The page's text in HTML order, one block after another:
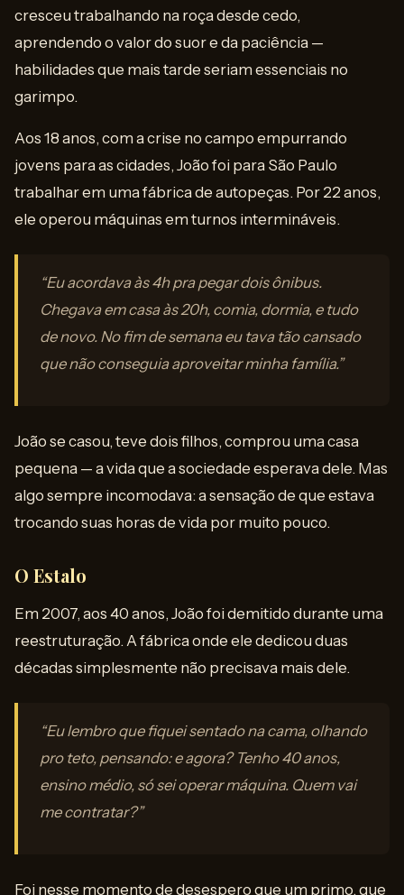
cresceu trabalhando na roça desde cedo,
aprendendo o valor do suor e da paciência —
habilidades que mais tarde seriam essenciais no
garimpo.
Aos 18 anos, com a crise no campo empurrando
jovens para as cidades, João foi para São Paulo
trabalhar em uma fábrica de autopeças. Por 22 anos,
ele operou máquinas em turnos intermináveis.
“Eu acordava às 4h pra pegar dois ônibus.
Chegava em casa às 20h, comia, dormia, e tudo
de novo. No fim de semana eu tava tão cansado
que não conseguia aproveitar minha família.”
João se casou, teve dois filhos, comprou uma casa
pequena — a vida que a sociedade esperava dele. Mas
algo sempre incomodava: a sensação de que estava
trocando suas horas de vida por muito pouco.
O Estalo
Em 2007, aos 40 anos, João foi demitido durante uma
reestruturação. A fábrica onde ele dedicou duas
décadas simplesmente não precisava mais dele.
“Eu lembro que fiquei sentado na cama, olhando
pro teto, pensando: e agora? Tenho 40 anos,
ensino médio, só sei operar máquina. Quem vai
me contratar?”
Foi nesse momento de desespero que um primo, que